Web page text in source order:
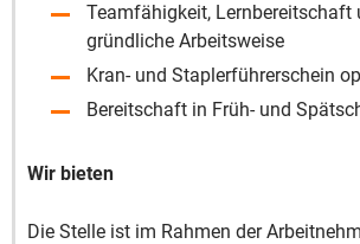
Teamfähigkeit, Lernbereitschaft
gründliche Arbeitsweise
Kran- und Staplerführerschein
Bereitschaft in Früh- und
Wir bieten
Die Stelle ist im Rahmen der